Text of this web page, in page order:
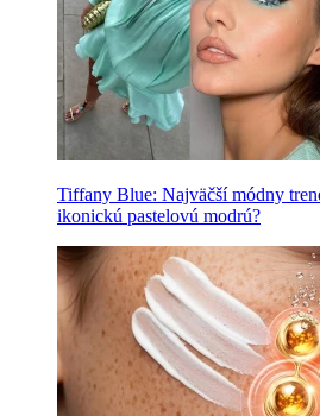
Tiffany Blue: Najväčší módny
ikonickú pastelovú modrú?